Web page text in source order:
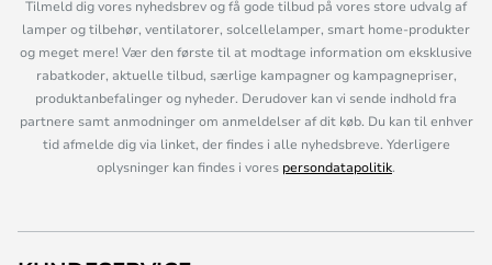
Tilmeld dig vores nyhedsbrev og få gode tilbud på vores store udvalg af
lamper og tilbehør, ventilatorer, solcellelamper, smart home-produkter
og meget mere! Vær den første til at modtage information om eksklusive
rabatkoder, aktuelle tilbud, særlige kampagner og kampagnepriser,
produktanbefalinger og nyheder. Derudover kan vi sende indhold fra
partnere samt anmodninger om anmeldelser af dit køb. Du kan til enhver
tid afmelde dig via linket, der findes i alle nyhedsbreve. Yderligere
oplysninger kan findes i vores persondatapolitik.